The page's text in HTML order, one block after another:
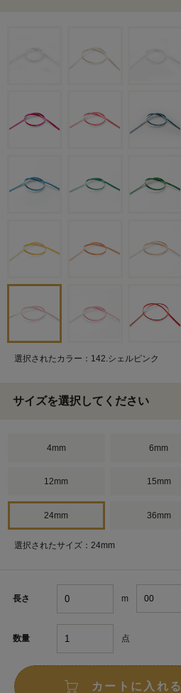
選択されたカラー：142.シェルピンク
サイズを選択してください
4mm 6mm
12mm 15mm
24mm 36mm
選択されたサイズ：24mm
長さ m
数量 点
カートに入れる